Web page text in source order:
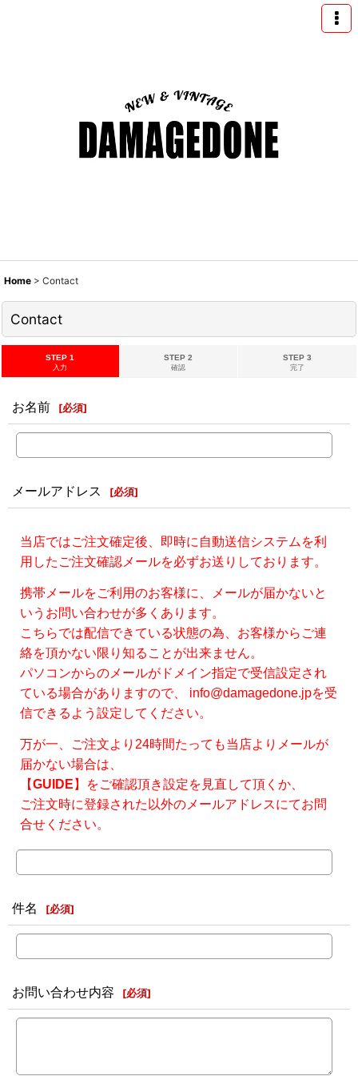
Home > Contact
Contact
STEP 1
入力
STEP 2
確認
STEP 3
完了
お名前 [必須]
メールアドレス [必須]
当店ではご注文確定後、即時に自動送信システムを利
用したご注文確認メールを必ずお送りしております。
携帯メールをご利用のお客様に、メールが届かないと
いうお問い合わせが多くあります。
こちらでは配信できている状態の為、お客様からご連
絡を頂かない限り知ることが出来ません。
パソコンからのメールがドメイン指定で受信設定され
ている場合がありますので、 info@damagedone.jpを受
信できるよう設定してください。
万が一、ご注文より24時間たっても当店よりメールが
届かない場合は、
【GUIDE 】をご確認頂き設定を見直して頂くか、
ご注文時に登録された以外のメールアドレスにてお問
合せください。
件名 [必須]
お問い合わせ内容 [必須]